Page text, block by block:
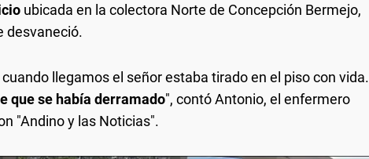
ubicada en la colectora Norte de Concepción Bermejo,
desvaneció.
llegamos el señor estaba tirado en el piso con vida.
que se había derramado", contó Antonio, el enfermero
"Andino y las Noticias".